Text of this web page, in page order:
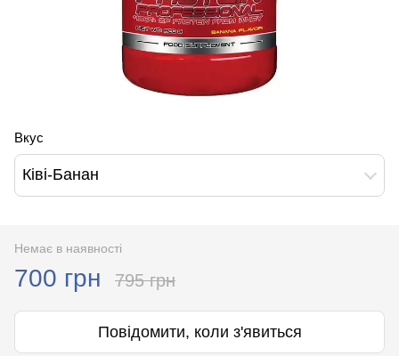
Вкус
Ківі-Банан
Немає в наявності
700 грн 795 грн
Повідомити, коли з'явиться